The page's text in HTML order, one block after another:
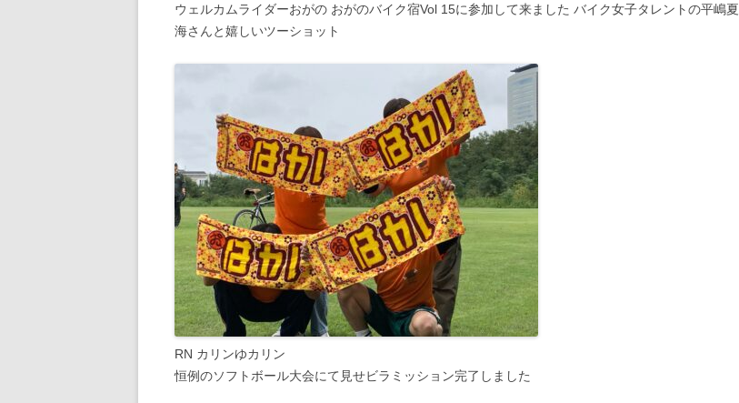
ウェルカムライダーおがの おがのバイク宿Vol 15に参加して来ました バイク女子タレントの平嶋夏
海さんと嬉しいツーショット
RN カリンゆカリン
恒例のソフトボール大会にて見せビラミッション完了しました